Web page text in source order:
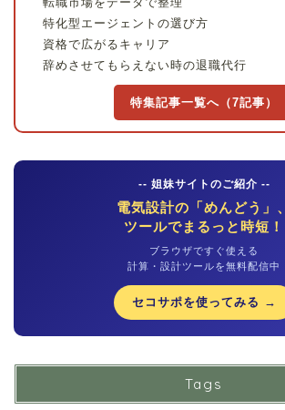
特化型エージェントの選び方
資格で広がるキャリア
辞めさせてもらえない時の退職代行
特集記事一覧へ（7記事）
-- 姐妹サイトのご紹介 --
電気設計の「めんどう」、
ツールでまるっと時短！
ブラウザですぐ使える
計算・設計ツールを無料配信中
セコサポを使ってみる →
Tags